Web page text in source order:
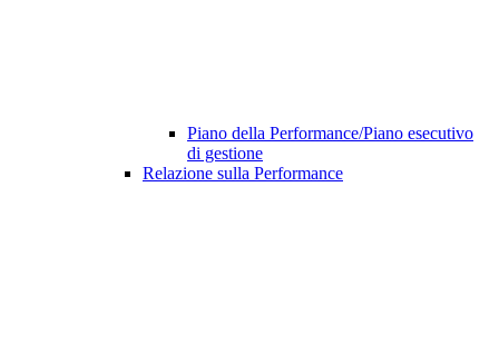
Piano della Performance/Piano esecutivo
di gestione
Relazione sulla Performance